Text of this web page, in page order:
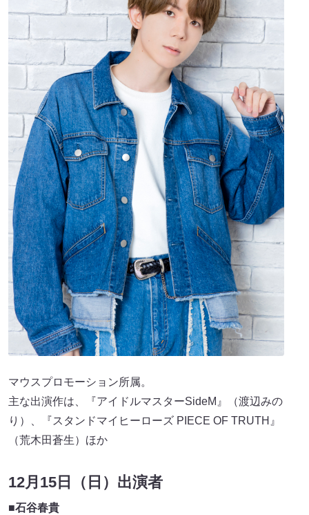
マウスプロモーション所属。
主な出演作は、『アイドルマスターSideM』（渡辺みの
り）、『スタンドマイヒーローズ PIECE OF TRUTH』
（荒木田蒼生）ほか
12月15日（日）出演者
■石谷春貴